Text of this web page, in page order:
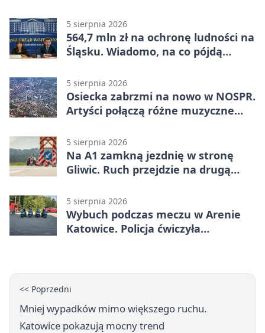
5 sierpnia 2026
564,7 mln zł na ochronę ludności na
Śląsku. Wiadomo, na co pójdą
5 sierpnia 2026
Osiecka zabrzmi na nowo w NOSPR.
Artyści połączą różne muzyczne
5 sierpnia 2026
Na A1 zamkną jezdnię w stronę
Gliwic. Ruch przejdzie na drugą
5 sierpnia 2026
Wybuch podczas meczu w Arenie
Katowice. Policja ćwiczyła
<< Poprzedni
Mniej wypadków mimo większego ruchu.
Katowice pokazują mocny trend